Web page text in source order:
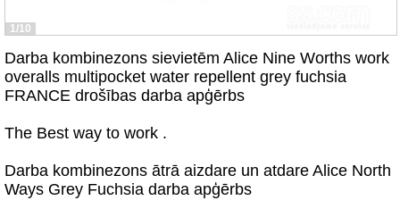
1/10
Darba kombinezons sievietēm Alice Nine Worths work
overalls multipocket water repellent grey fuchsia
FRANCE drošības darba apģērbs
The Best way to work .
Darba kombinezons ātrā aizdare un atdare Alice North
Ways Grey Fuchsia darba apģērbs